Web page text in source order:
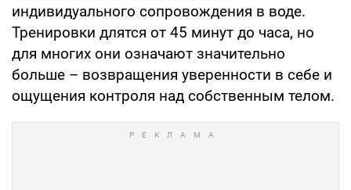
индивидуального сопровождения в воде.
Тренировки длятся от 45 минут до часа, но
для многих они означают значительно
больше – возвращения уверенности в себе и
ощущения контроля над собственным телом.